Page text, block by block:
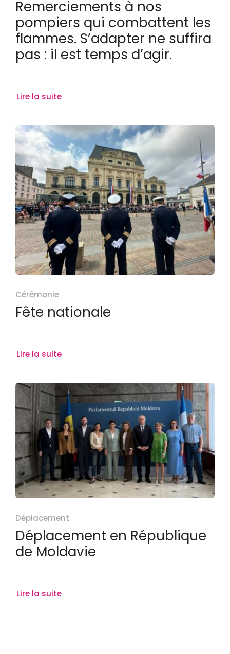
Remerciements à nos
pompiers qui combattent les
flammes. S’adapter ne suffira
pas : il est temps d’agir.
Lire la suite
Cérémonie
Fête nationale
Lire la suite
Déplacement
Déplacement en République
de Moldavie
Lire la suite